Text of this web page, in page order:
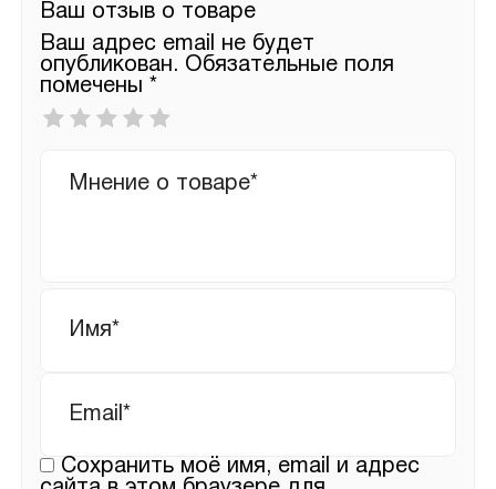
Ваш отзыв о товаре
Ваш адрес email не будет
опубликован. Обязательные поля
помечены *
Ваша
оценка
отзыв
Сохранить моё имя, email и адрес